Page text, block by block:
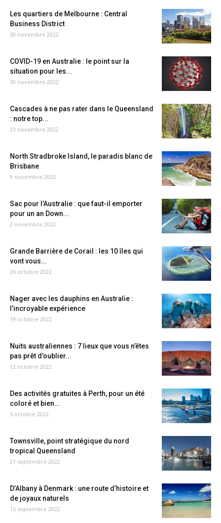
Les quartiers de Melbourne : Central
Business District
30 novembre 2022
COVID-19 en Australie : le point sur la
situation pour les...
30 novembre 2022
Cascades à ne pas rater dans le Queensland
: notre top...
23 novembre 2022
North Stradbroke Island, le paradis blanc de
Brisbane
9 novembre 2022
Sac pour l’Australie : que faut-il emporter
pour un an Down...
2 novembre 2022
Grande Barrière de Corail : les 10 îles qui
vont vous...
26 octobre 2022
Nager avec les dauphins en Australie :
l’incroyable expérience
19 octobre 2022
Nuits australiennes : 7 lieux que vous n’êtes
pas prêt d’oublier...
12 octobre 2022
Des activités gratuites à Perth, pour un été
coloré et bien...
5 octobre 2022
Townsville, point stratégique du nord
tropical Queensland
21 septembre 2022
D’Albany à Denmark : une route d’histoire et
de joyaux naturels
15 septembre 2022